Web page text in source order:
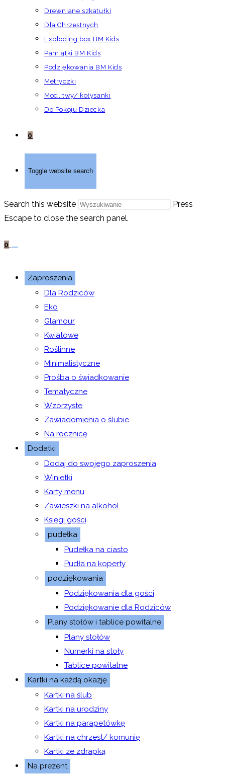
Drewniane szkatułki
Dla Chrzestnych
Exploding box BM Kids
Pamiątki BM Kids
Podziękowania BM Kids
Metryczki
Modlitwy/ kołysanki
Do Pokoju Dziecka
0
Toggle website search
Search this website
Press
Escape to close the search panel.
0
Zaproszenia
Dla Rodziców
Eko
Glamour
Kwiatowe
Roślinne
Minimalistyczne
Prośba o świadkowanie
Tematyczne
Wzorzyste
Zawiadomienia o ślubie
Na rocznicę
Dodatki
Dodaj do swojego zaproszenia
Winietki
Karty menu
Zawieszki na alkohol
Księgi gości
pudełka
Pudełka na ciasto
Pudła na koperty
podziękowania
Podziękowania dla gości
Podziękowanie dla Rodziców
Plany stołów i tablice powitalne
Plany stołów
Numerki na stoły
Tablice powitalne
Kartki na każdą okazję
Kartki na ślub
Kartki na urodziny
Kartki na parapetówkę
Kartki na chrzest/ komunię
Kartki ze zdrapką
Na prezent